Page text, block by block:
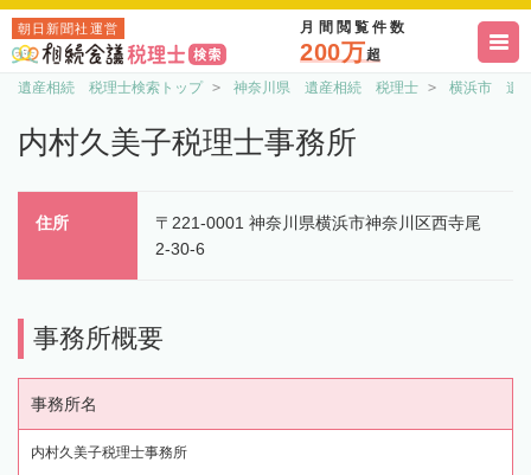
朝日新聞社運営 月間閲覧件数
200万超
遺産相続 税理士検索トップ 神奈川県 遺産相続 税理士 横浜市 遺
内村久美子税理士事務所
住所
〒221-0001 神奈川県横浜市神奈川区西寺尾
2-30-6
事務所概要
事務所名
内村久美子税理士事務所